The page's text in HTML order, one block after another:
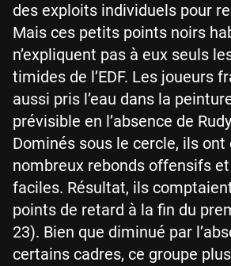
des exploits individuels pour
Mais ces petits points noirs
n’expliquent pas à eux seuls
timides de l’EDF. Les joueurs
aussi pris l’eau dans la
prévisible en l’absence de
Dominés sous le cercle, ils ont
nombreux rebonds offensifs
faciles. Résultat, ils
points de retard à la fin du
23). Bien que diminué par
certains cadres, ce groupe